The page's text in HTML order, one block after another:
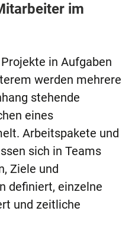
im
in Aufgaben
werden mehrere
stehende
eines
Arbeitspakete und
sich in Teams
Ziele und
definiert, einzelne
und zeitliche